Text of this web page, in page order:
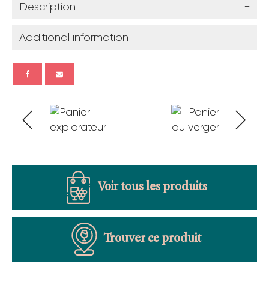
Description +
Additional information +
Voir tous les produits
Trouver ce produit